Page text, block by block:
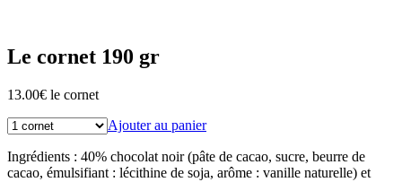
Le cornet 190 gr
13.00€ le cornet
Ajouter au panier
Ingrédients : 40% chocolat noir (pâte de cacao, sucre, beurre de
cacao, émulsifiant : lécithine de soja, arôme : vanille naturelle) et